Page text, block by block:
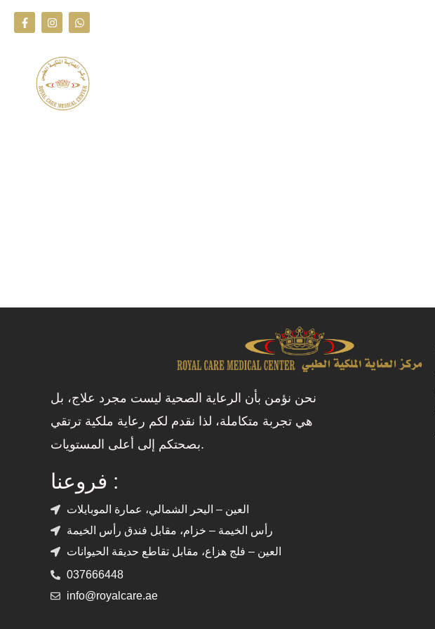
نحن نؤمن بأن الرعاية الصحية ليست مجرد علاج، بل
هي تجربة متكاملة، لذا نقدم لكم رعاية ملكية ترتقي
بصحتكم إلى أعلى المستويات.
فروعنا :
العين – اليحر الشمالي، عمارة الموبايلات
رأس الخيمة – خزام، مقابل فندق رأس الخيمة
العين – فلج هزاع، مقابل تقاطع حديقة الحيوانات
037666448
info@royalcare.ae